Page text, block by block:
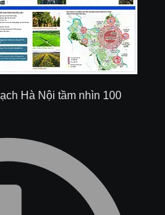
Hà Nội tầm nhìn 100